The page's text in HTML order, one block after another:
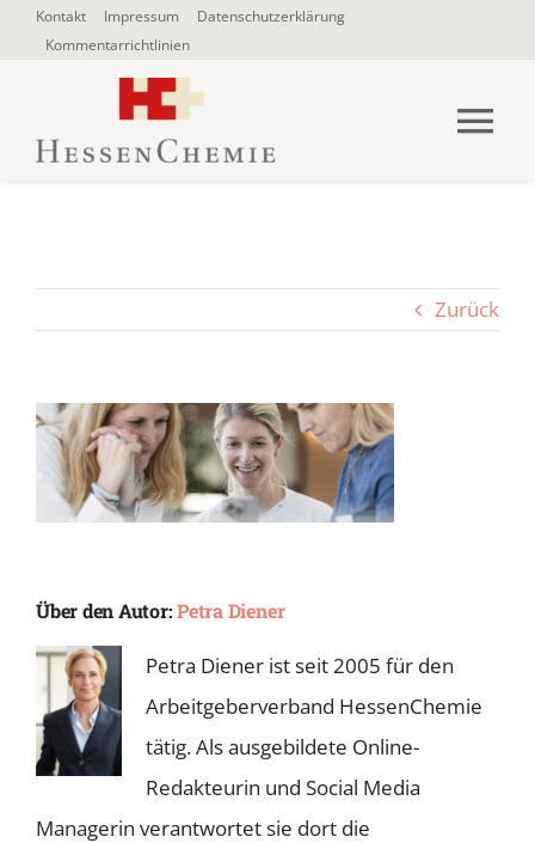
Zum
Inhalt
Kontakt Impressum
Datenschutzerklärung
Kommentarrichtlinien
Über uns
SUCHE
NACH:
Zurück
Über den Autor:Petra Diener
Petra Diener ist seit 2005 für den
Arbeitgeberverband HessenChemie
tätig. Als ausgebildete Online-
Redakteurin und Social Media
Managerin verantwortet sie dort die